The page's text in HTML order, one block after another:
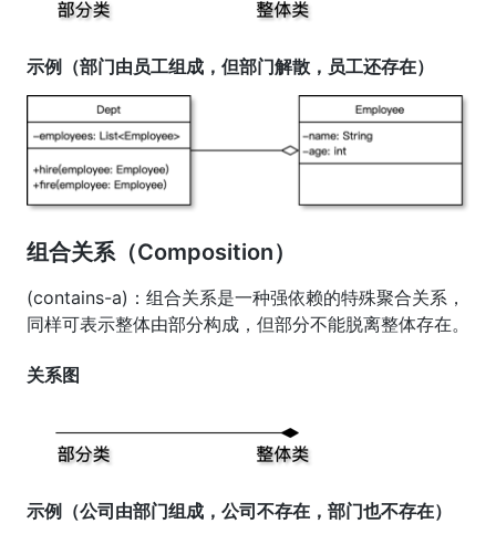
示例（部门由员工组成，但部门解散，员工还存在）
组合关系（Composition）
(contains-a)：组合关系是一种强依赖的特殊聚合关系，
同样可表示整体由部分构成，但部分不能脱离整体存在。
关系图
示例（公司由部门组成，公司不存在，部门也不存在）